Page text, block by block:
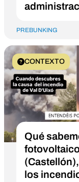
PREBUNKING
CONTEXTO
Qué
los